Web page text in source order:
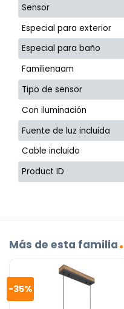
Sensor
Especial para exterior
Especial para baño
Familienaam
Tipo de sensor
Con iluminación
Fuente de luz incluida
Cable incluido
Product ID
Más de esta familia
-35%